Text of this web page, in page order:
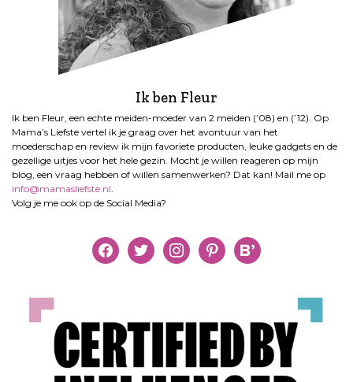
r
i
n
Ik ben Fleur
Ik ben Fleur, een echte meiden-moeder van 2 meiden (’08) en (’12). Op
Mama’s Liefste vertel ik je graag over het avontuur van het
moederschap en review ik mijn favoriete producten, leuke gadgets en de
gezellige uitjes voor het hele gezin. Mocht je willen reageren op mijn
blog, een vraag hebben of willen samenwerken? Dat kan! Mail me op
info@mamasliefste.nl.
Volg je me ook op de Social Media?
facebooktwitter instagrampinterestbloglovin